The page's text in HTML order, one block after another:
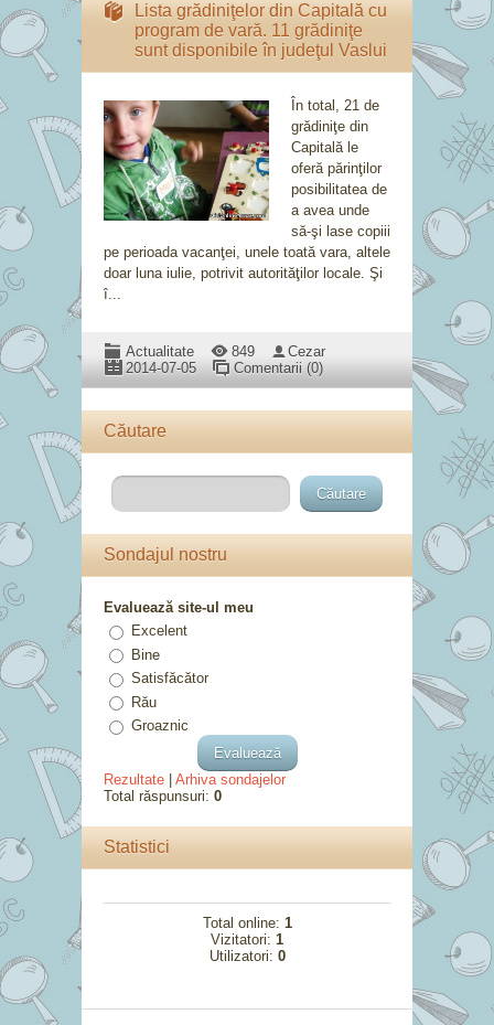
Lista grădiniţelor din Capitală cu
program de vară. 11 grădiniţe
sunt disponibile în judeţul Vaslui
În total, 21 de
grădiniţe din
Capitală le
oferă părinţilor
posibilitatea de
a avea unde
să-şi lase copiii
pe perioada vacanţei, unele toată vara, altele
doar luna iulie, potrivit autorităţilor locale. Şi
î...
Actualitate 849
Cezar
2014-07-05
Comentarii (0)
Căutare
Sondajul nostru
Evaluează site-ul meu
Excelent
Bine
Satisfăcător
Rău
Groaznic
Rezultate
Arhiva sondajelor
Total răspunsuri: 0
Statistici
Total online: 1
Vizitatori: 1
Utilizatori: 0